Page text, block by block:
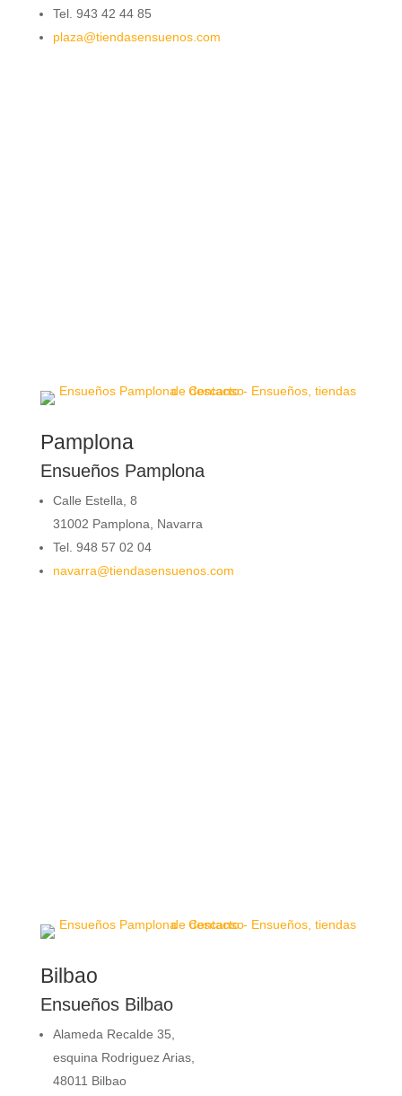
Tel. 943 42 44 85
plaza@tiendasensuenos.com
Pamplona
Ensueños Pamplona
Calle Estella, 8
31002 Pamplona, Navarra
Tel. 948 57 02 04
navarra@tiendasensuenos.com
Bilbao
Ensueños Bilbao
Alameda Recalde 35,
esquina Rodriguez Arias,
48011 Bilbao